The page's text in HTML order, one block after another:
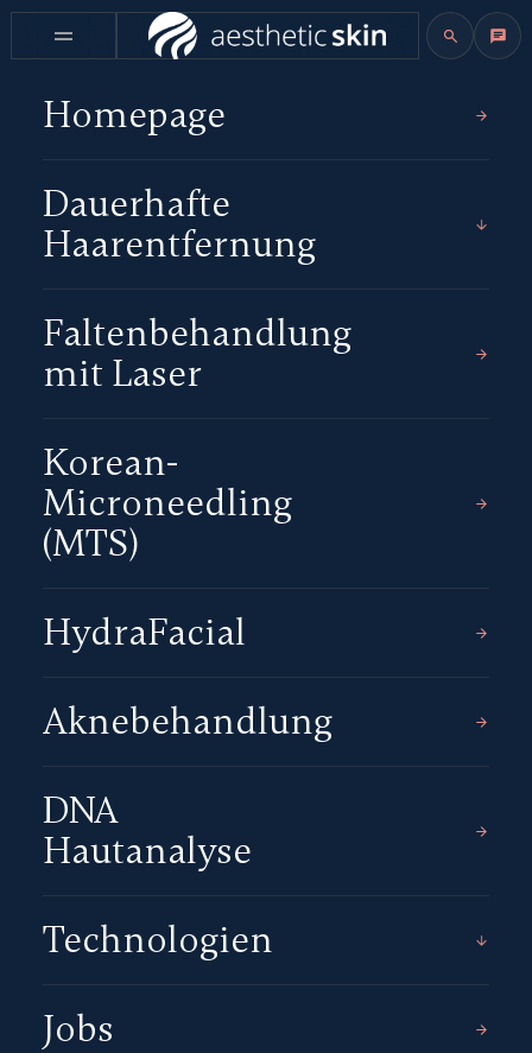
Homepage
Dauerhafte
Haarentfernung
Faltenbehandlung
mit Laser
Korean-
Microneedling
(MTS)
HydraFacial
Aknebehandlung
DNA
Hautanalyse
Technologien
Jobs